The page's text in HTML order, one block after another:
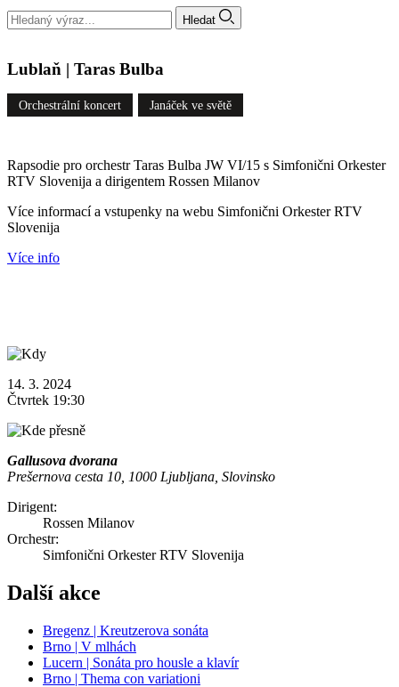
Hledat
Lublaň | Taras Bulba
Orchestrální koncert Janáček ve světě
Rapsodie pro orchestr Taras Bulba JW VI/15 s Simfonični Orkester
RTV Slovenija a dirigentem Rossen Milanov
Více informací a vstupenky na webu Simfonični Orkester RTV
Slovenija
Více info
14. 3. 2024
Čtvrtek 19:30
Gallusova dvorana
Prešernova cesta 10, 1000 Ljubljana, Slovinsko
Dirigent:
Rossen Milanov
Orchestr:
Simfonični Orkester RTV Slovenija
Další akce
Bregenz | Kreutzerova sonáta
Brno | V mlhách
Lucern | Sonáta pro housle a klavír
Brno | Thema con variationi